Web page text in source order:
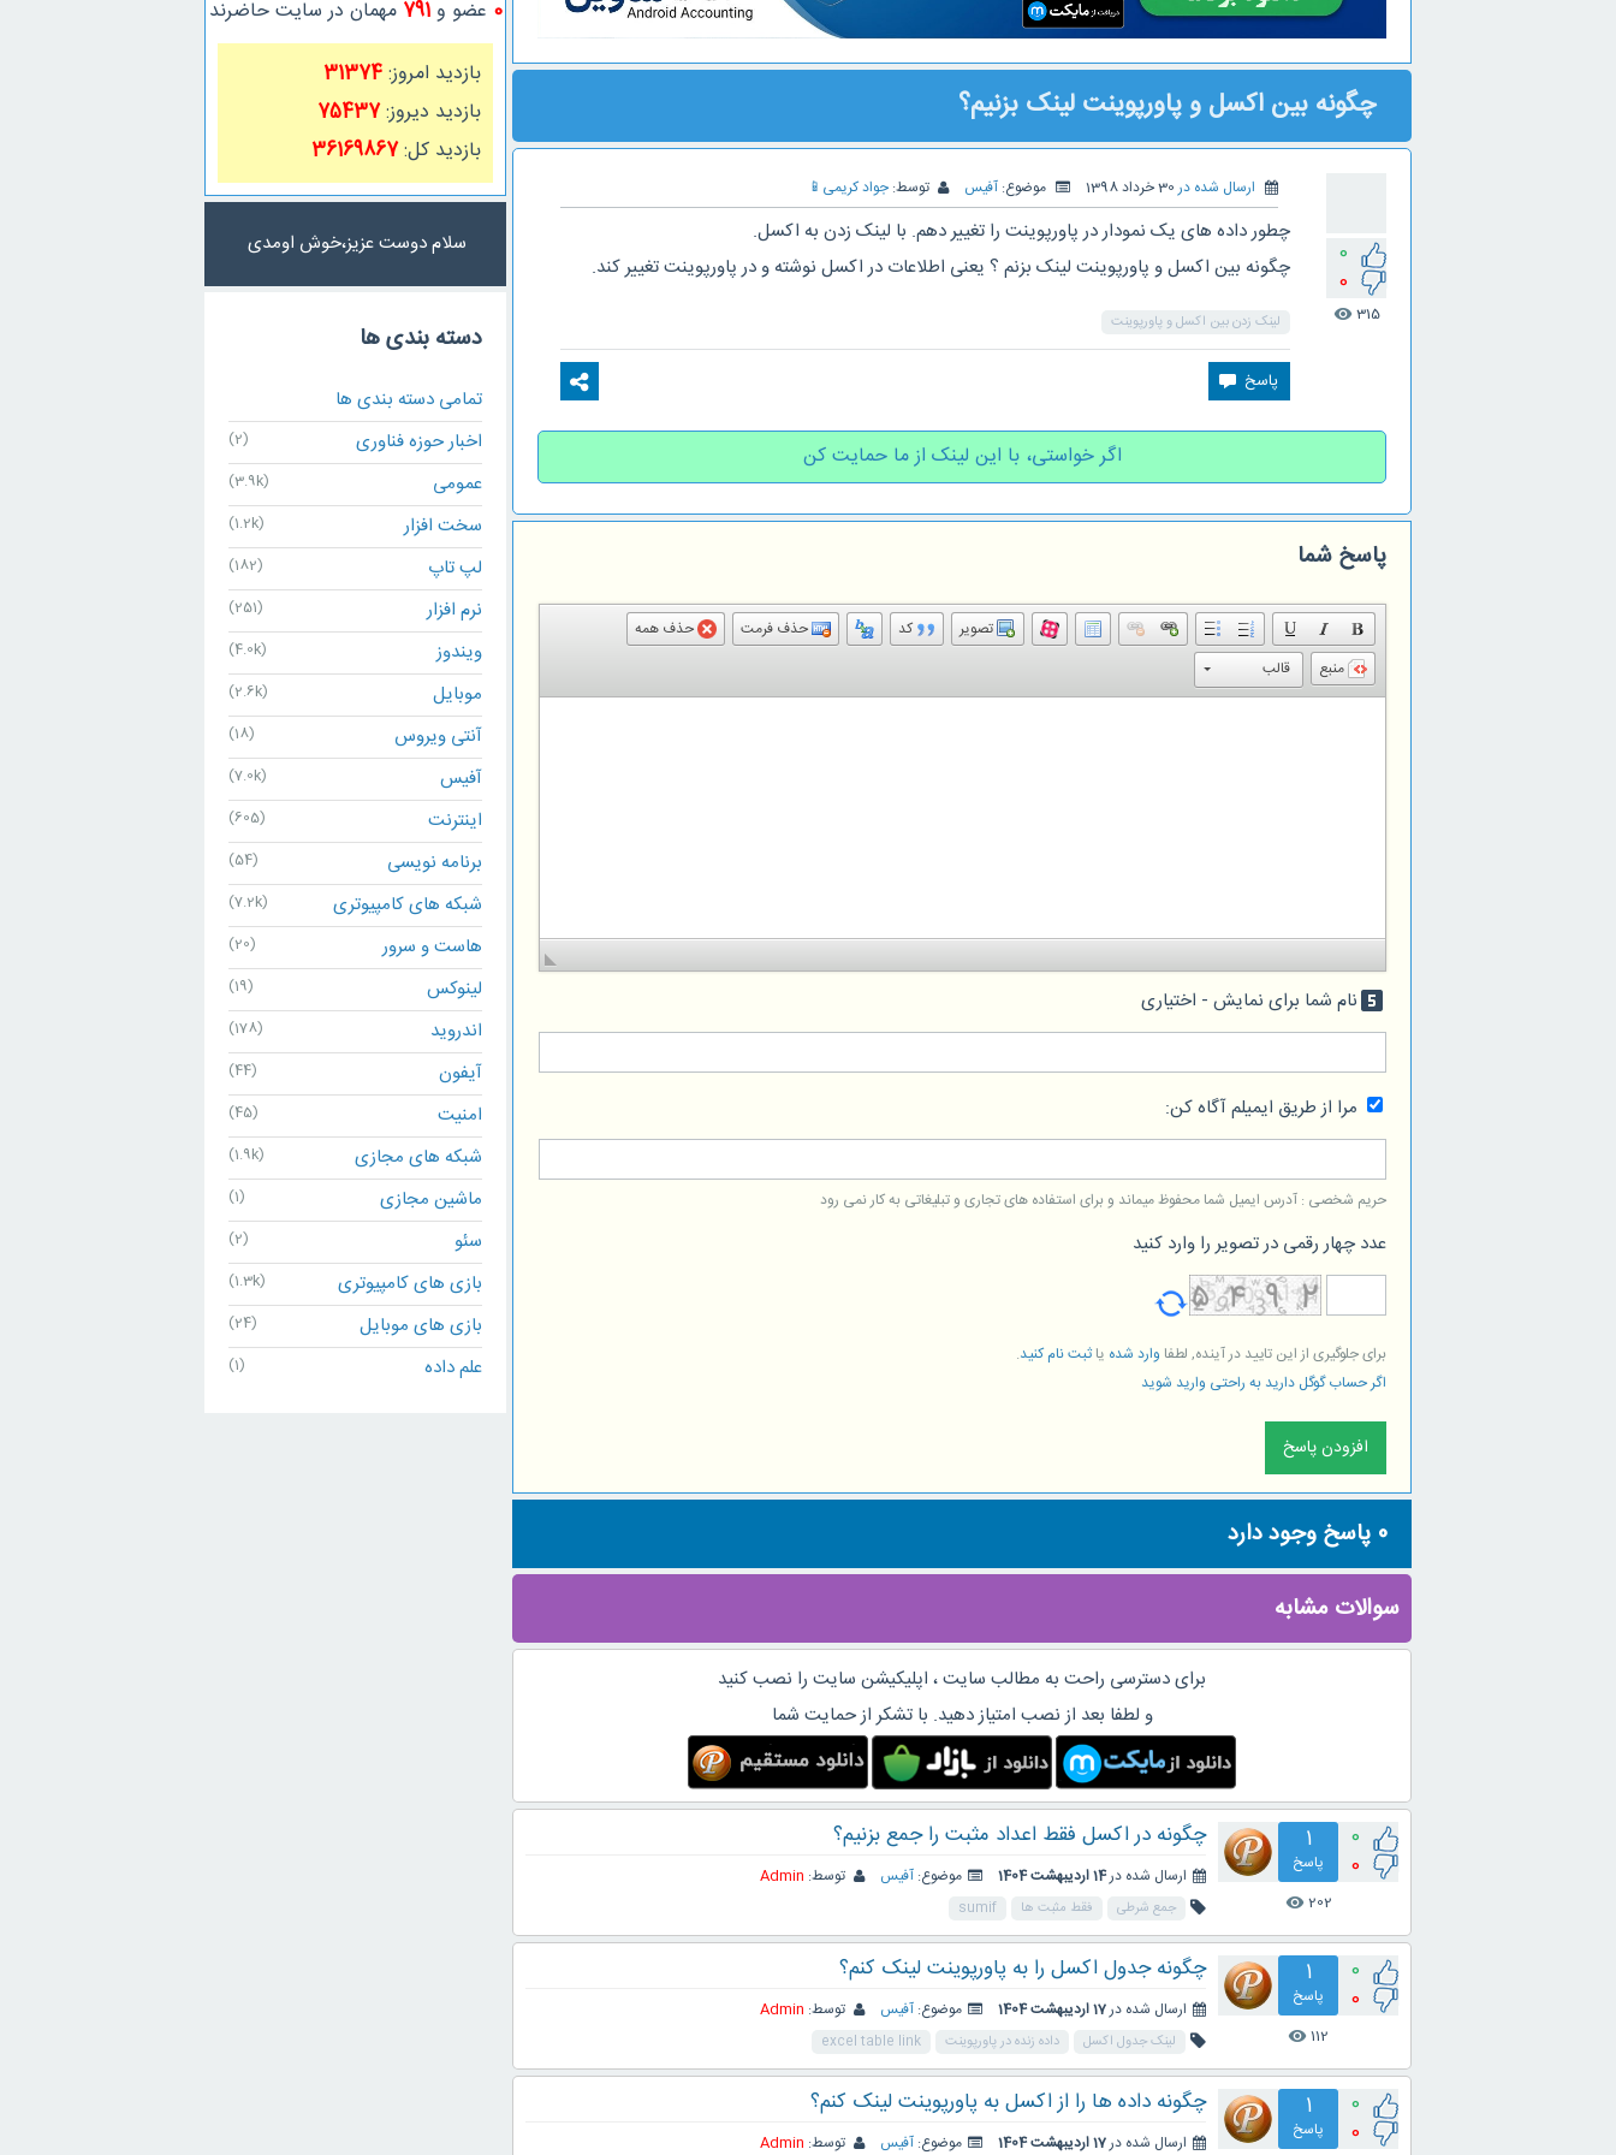
چگونه بین اکسل و پاورپوینت لینک بزنیم؟
0
0
315
visibility
ارسال شده در 30 خرداد 1398 موضوع: آفیس توسط: جواد کریمی 📱
چطور داده های یک نمودار در پاورپوینت را تغییر دهم. با لینک زدن به اکسل.
چگونه بین اکسل و پاورپوینت لینک بزنم ؟ یعنی اطلاعات در اکسل نوشته و در پاورپوینت تغییر کند.
لینک زدن بین اکسل و پاورپوینت
اگر خواستی، با این لینک از ما حمایت کن
پاسخ شما
تصویر کد حذف فرمت
حذف همه
منبع
قالب
looks_5نام شما برای نمایش - اختیاری
مرا از طریق ایمیلم آگاه کن:
حریم شخصی : آدرس ایمیل شما محفوظ میماند و برای استفاده های تجاری و تبلیغاتی به کار نمی رود
عدد چهار رقمی در تصویر را وارد کنید
برای جلوگیری از این تایید در آینده, لطفا وارد شده یاثبت نام کنید.
اگر حساب گوگل دارید به راحتی وارید شوید
0 پاسخ وجود دارد
سوالات مشابه
برای دسترسی راحت به مطالب سایت ، اپلیکیشن سایت را نصب کنید
و لطفا بعد از نصب امتیاز دهید. با تشکر از حمایت شما
0
0
1
پاسخ
202
visibility
چگونه در اکسل فقط اعداد مثبت را جمع بزنیم؟
ارسال شده در14 اردیبهشت 1404 موضوع: آفیس توسط: Admin
جمع شرطی فقط مثبت ها sumif
0
0
1
پاسخ
112
visibility
چگونه جدول اکسل را به پاورپوینت لینک کنم؟
ارسال شده در17 اردیبهشت 1404 موضوع: آفیس توسط: Admin
لینک جدول اکسل داده زنده در پاورپوینت excel table link
0
0
1
پاسخ
چگونه داده ها را از اکسل به پاورپوینت لینک کنم؟
ارسال شده در17 اردیبهشت 1404 موضوع: آفیس توسط: Admin
0 عضو و791 مهمان در سایت حاضرند
بازدید امروز:31374
بازدید دیروز:75437
بازدید کل:36169867
سلام دوست عزیز،خوش اومدی
دسته بندی ها
تمامی دسته بندی ها
اخبار حوزه فناوری
(2)
عمومی (3.9k)
سخت افزار (1.2k)
لپ تاپ (182)
نرم افزار (251)
ویندوز (4.0k)
موبایل (2.6k)
آنتی ویروس (18)
آفیس (7.0k)
اینترنت (605)
برنامه نویسی (54)
شبکه های کامپیوتری (7.2k)
هاست و سرور (20)
لینوکس (19)
اندروید (178)
آیفون (44)
امنیت (45)
شبکه های مجازی (1.9k)
ماشین مجازی (1)
سئو (2)
بازی های کامپیوتری (1.3k)
بازی های موبایل (24)
علم داده (1)